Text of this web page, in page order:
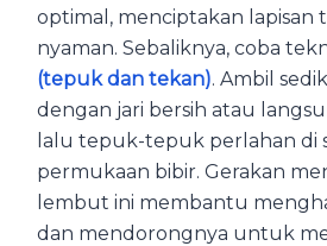
optimal, menciptakan lapisan
nyaman. Sebaliknya, coba
(tepuk dan tekan). Ambil
dengan jari bersih atau
lalu tepuk-tepuk perlahan di
permukaan bibir. Gerakan
lembut ini membantu
dan mendorongnya untuk